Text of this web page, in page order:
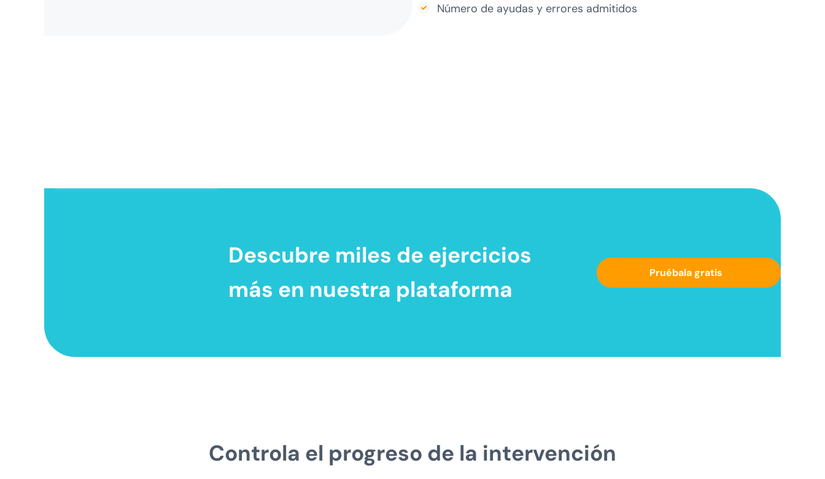
Número de ayudas y errores admitidos
Descubre miles de ejercicios
más en nuestra plataforma
Pruébala gratis
Controla el progreso de la intervención